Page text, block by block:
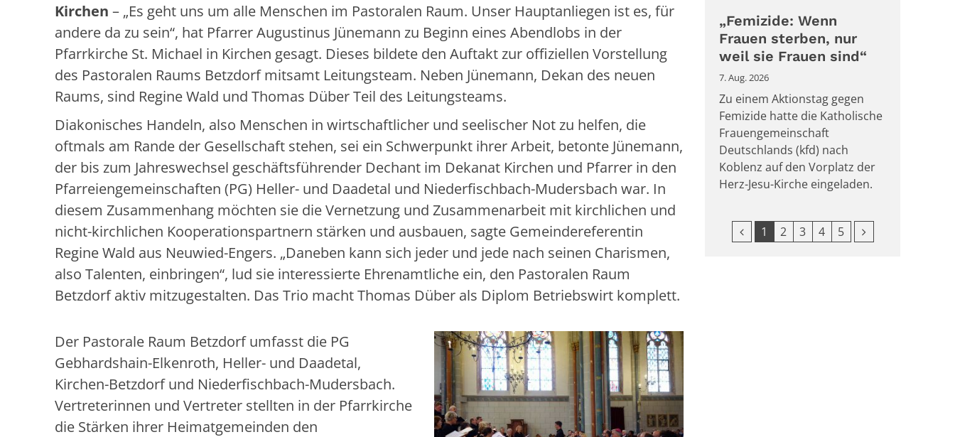
Kirchen – „Es geht uns um alle Menschen im Pastoralen Raum. Unser Hauptanliegen ist es, für
andere da zu sein“, hat Pfarrer Augustinus Jünemann zu Beginn eines Abendlobs in der
Pfarrkirche St. Michael in Kirchen gesagt. Dieses bildete den Auftakt zur offiziellen Vorstellung
des Pastoralen Raums Betzdorf mitsamt Leitungsteam. Neben Jünemann, Dekan des neuen
Raums, sind Regine Wald und Thomas Düber Teil des Leitungsteams.
Diakonisches Handeln, also Menschen in wirtschaftlicher und seelischer Not zu helfen, die
oftmals am Rande der Gesellschaft stehen, sei ein Schwerpunkt ihrer Arbeit, betonte Jünemann,
der bis zum Jahreswechsel geschäftsführender Dechant im Dekanat Kirchen und Pfarrer in den
Pfarreiengemeinschaften (PG) Heller- und Daadetal und Niederfischbach-Mudersbach war. In
diesem Zusammenhang möchten sie die Vernetzung und Zusammenarbeit mit kirchlichen und
nicht-kirchlichen Kooperationspartnern stärken und ausbauen, sagte Gemeindereferentin
Regine Wald aus Neuwied-Engers. „Daneben kann sich jeder und jede nach seinen Charismen,
also Talenten, einbringen“, lud sie interessierte Ehrenamtliche ein, den Pastoralen Raum
Betzdorf aktiv mitzugestalten. Das Trio macht Thomas Düber als Diplom Betriebswirt komplett.
Der Pastorale Raum Betzdorf umfasst die PG
Gebhardshain-Elkenroth, Heller- und Daadetal,
Kirchen-Betzdorf und Niederfischbach-Mudersbach.
Vertreterinnen und Vertreter stellten in der Pfarrkirche
die Stärken ihrer Heimatgemeinden den
„Femizide: Wenn
Frauen sterben, nur
weil sie Frauen sind“
7. Aug. 2026
Zu einem Aktionstag gegen
Femizide hatte die Katholische
Frauengemeinschaft
Deutschlands (kfd) nach
Koblenz auf den Vorplatz der
Herz-Jesu-Kirche eingeladen.
Vorherige Seite
1 2 3 4 5 Nächste Seite